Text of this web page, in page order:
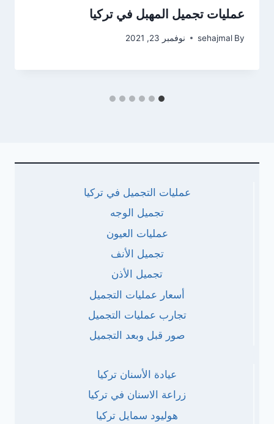
عمليات تجميل المهبل في تركيا
By
sehajmal نوفمبر 23, 2021
عمليات التجميل في تركيا
تجميل الوجه
عمليات العيون
تجميل الأنف
تجميل الأذن
أسعار عمليات التجميل
تجارب عمليات التجميل
صور قبل وبعد التجميل
عيادة الأسنان تركيا
زراعة الاسنان في تركيا
هوليود سمايل تركيا